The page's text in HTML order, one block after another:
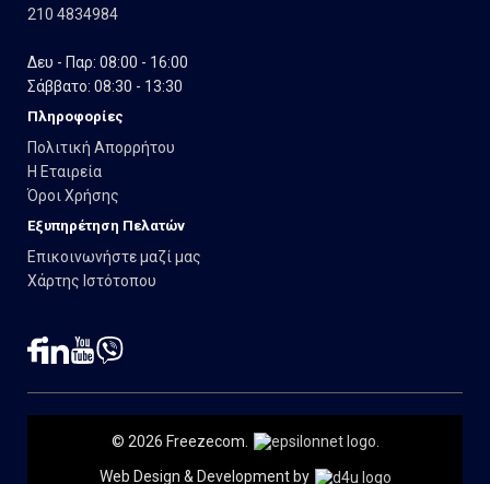
210 4834984
Δευ - Παρ: 08:00 - 16:00
Σάββατο: 08:30 - 13:30
Πληροφορίες
Πολιτική Απορρήτου
Η Εταιρεία
Όροι Χρήσης
Εξυπηρέτηση Πελατών
Επικοινωνήστε μαζί μας
Χάρτης Ιστότοπου
© 2026 Freezecom.
Web Design & Development by